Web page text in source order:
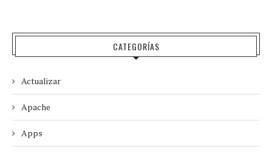
CATEGORÍAS
Actualizar
Apache
Apps